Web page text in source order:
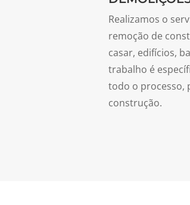
Realizamos o
remoção de
casar, edifícios,
trabalho é
todo o processo,
construção.